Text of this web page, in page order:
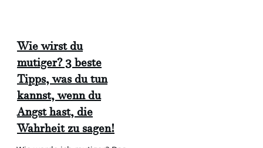
Wie wirst du
mutiger? 3 beste
Tipps, was du tun
kannst, wenn du
Angst hast, die
Wahrheit zu sagen!